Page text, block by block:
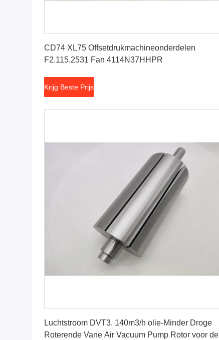
CD74 XL75 Offsetdrukmachineonderdelen
F2.115.2531 Fan 4114N37HHPR
Krijg Beste Prijs
Luchtstroom DVT3. 140m3/h olie-Minder Droge
Roterende Vane Air Vacuum Pump Rotor voor de